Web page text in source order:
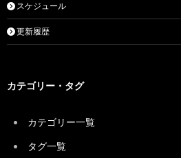
スケジュール
更新履歴
カテゴリー・タグ
カテゴリー一覧
タグ一覧